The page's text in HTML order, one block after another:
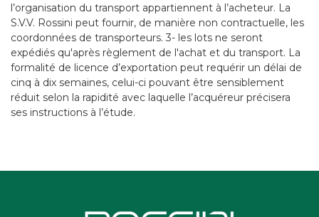
l’organisation du transport appartiennent à l’acheteur. La
S.V.V. Rossini peut fournir, de manière non contractuelle, les
coordonnées de transporteurs. 3- les lots ne seront
expédiés qu'après règlement de l'achat et du transport. La
formalité de licence d’exportation peut requérir un délai de
cinq à dix semaines, celui-ci pouvant être sensiblement
réduit selon la rapidité avec laquelle l’acquéreur précisera
ses instructions à l’étude.